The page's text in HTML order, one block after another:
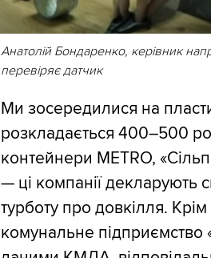
Анатолій Бондаренко, керівник
перевіряє датчик
Ми зосередилися на
розкладається 400–500
контейнери METRO,
— ці компанії декларують
турботу про довкілля.
комунальне підприємство